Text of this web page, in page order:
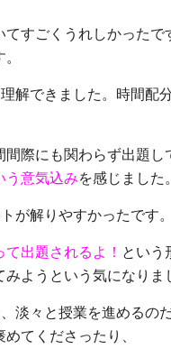
すごくうれしかったで
解できました。時間配
際にも関わらず出題し
う意気込みを感じました。
が解りやすかったです。
出題されるよ！ という
ようという気になりま
淡々と授業を進めるの
てくださったり、